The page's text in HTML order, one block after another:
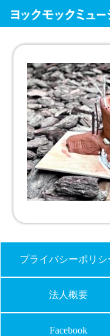
プライバシーポリシ
法人概要
Facebook